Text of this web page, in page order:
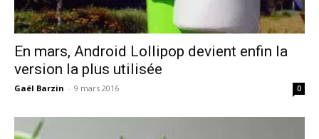
En mars, Android Lollipop devient enfin la
version la plus utilisée
Gaël Barzin - 9 mars 2016 0